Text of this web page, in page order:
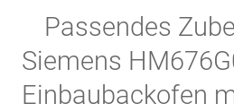
Passendes
Siemens
Einbaubackofen